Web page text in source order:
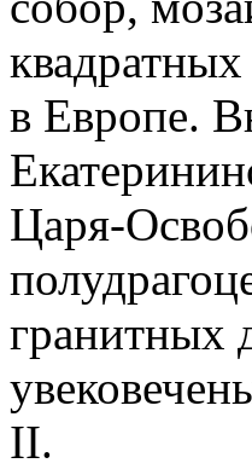
в Европе.
Царя-
гранитных
II.